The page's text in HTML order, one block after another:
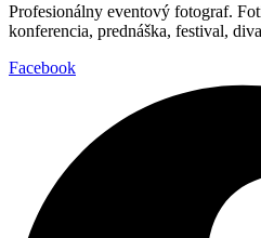
Profesionálny eventový fotograf.
konferencia, prednáška, festival,
Facebook